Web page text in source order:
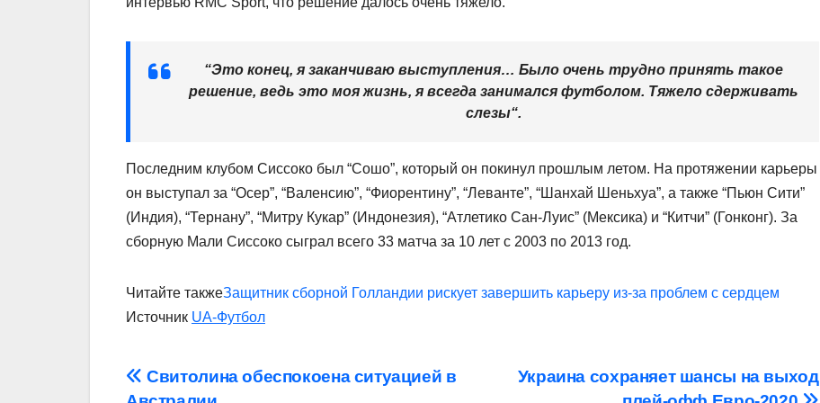
“Это конец, я заканчиваю выступления… Было очень трудно принять такое
решение, ведь это моя жизнь, я всегда занимался футболом. Тяжело сдерживать
слезы“.
Последним клубом Сиссоко был “Сошо”, который он покинул прошлым летом. На протяжении карьеры
он выступал за “Осер”, “Валенсию”, “Фиорентину”, “Леванте”, “Шанхай Шеньхуа”, а также “Пьюн Сити”
(Индия), “Тернану”, “Митру Кукар” (Индонезия), “Атлетико Сан-Луис” (Мексика) и “Китчи” (Гонконг). За
сборную Мали Сиссоко сыграл всего 33 матча за 10 лет с 2003 по 2013 год.
Читайте такжеЗащитник сборной Голландии рискует завершить карьеру из-за проблем с сердцем
Источник UA-Футбол
Навігація
Украина сохраняет шансы на выход
Свитолина обеспокоена ситуацией в